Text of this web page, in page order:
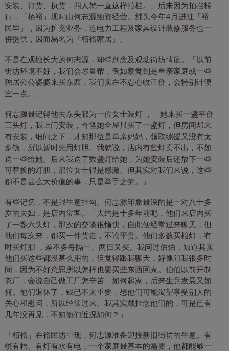
安装、订货、执货，四人就一直这样拍档。」后来因为拍挡转
行，「栢裕」现时由何志源独资经营。舖头今年4月进驻「裕
民里」，因为扩充业务，连电力工程及家具设计装修服务也一
併提供，因而易名为「栢裕家居」。
不是在观塘长大的何志源，却特别念及观塘街坊情谊。「以前
街坊环境不好，我们会尽量帮，例如察觉到是单亲家庭或一些
独居公公婆婆来买东西，我们实在不忍心收正价，会特别计便
宜一点。」
何志源最记得他去东头邨为一位女士装灯 ，「她来买一盏平价
三头灯，我上门安装，奇怪她全屋只买了一盏灯，但房间却未
有安装，细问之下，才知那位是单亲妈妈，领取综援又没有太
多钱，所以暂时先用灯胆。我就说，店内有些灯卖不出，不如
送一些给她。后来我送了数盏灯给她，为她安装后还放下一些
可替换的灯胆，那位女士很是感激。但其实对我们来说，这些
都不是甚么大价值的事，只是举手之劳。」
有些记忆，不是跟生意挂勾。何志源印象最深的是一对八十多
岁的夫妇，是店内常客。「大约是十多年前吧，他们来店内买
了一盏六头灯，那次的交谈很愉快，自此便经常过来聊天；但
他们每次来，都买一件货走，不论平贵。他们多数买枱灯，有
时买灯胆 ，差不多每隔一、两日又买。我问过伯伯，知道其实
他们买这些都没甚么用的，但觉得跟我聊天，好像阻我很多时
间，因为不好意思所以怎样也要买些东西回家。伯伯以前开制
衣厂，会说自己做工厂怎辛苦、如何起家，后来生意发展又如
何。他们退休了，钱已不太重要，想他们可能渴望享受别人的
关心和慰问，所以经常过来。我其实颇挂念他们的，可是已有
几年没再见，不知他们近况如何？」
「栢裕」在裕民坊重现，何志源准备迎接新旧街坊的生意。有
櫈有枱、有灯有水有电，一个家庭最基本的需要，他都能够一